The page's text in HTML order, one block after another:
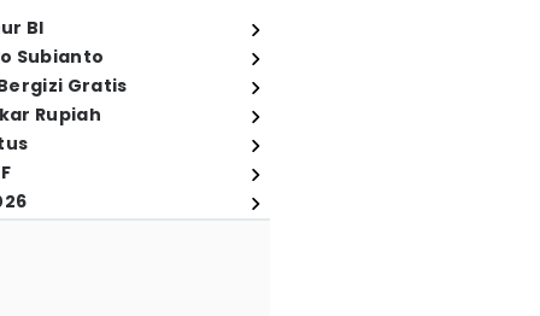
BI
Subianto
Gratis
Rupiah